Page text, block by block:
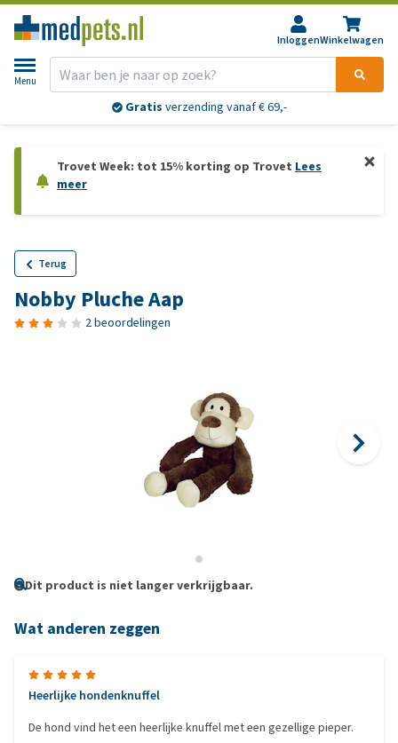
InloggenWinkelwagen
Menu
Gratis verzending vanaf € 69,-
Trovet Week: tot 15% korting op Trovet Lees
meer
Terug
Nobby Pluche Aap
2 beoordelingen
Dit product is niet langer verkrijgbaar.
Wat anderen zeggen
Heerlijke hondenknuffel
De hond vind het een heerlijke knuffel met een gezellige pieper.